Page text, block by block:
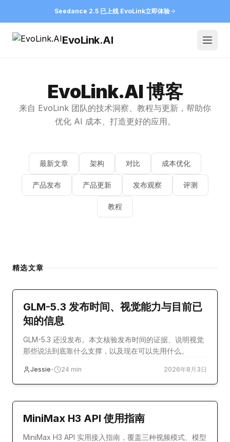
Seedance 2.5 已上线 EvoLink立即体验
EvoLink.AI
EvoLink.AI 博客
来自 EvoLink 团队的技术洞察、教程与更新，帮助你
优化 AI 成本、打造更好的应用。
最新文章 架构 对比 成本优化
产品发布 产品更新 发布观察 评测
教程
精选文章
GLM-5.3 发布时间、视觉能力与目前已
知的信息
GLM-5.3 还没发布。本文核验发布时间的证据、说明视觉
那些说法到底靠什么支撑，以及现在可以先用什么。
Jessie• 24 min 2026年8月3日
教程
MiniMax H3 API 使用指南
MiniMax H3 API 实用接入指南，覆盖三种视频模式、模型